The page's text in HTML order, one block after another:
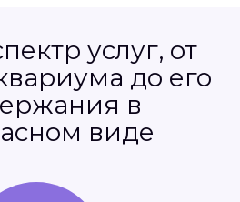
услуг, от
до его
в
виде